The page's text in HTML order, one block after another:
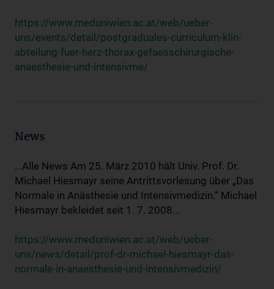
https://www.meduniwien.ac.at/web/ueber-
uns/events/detail/postgraduales-curriculum-klin-
abteilung-fuer-herz-thorax-gefaesschirurgische-
anaesthesie-und-intensivme/
News
...Alle News Am 25. März 2010 hält Univ. Prof. Dr.
Michael Hiesmayr seine Antrittsvorlesung über „Das
Normale in Anästhesie und Intensivmedizin.“ Michael
Hiesmayr bekleidet seit 1. 7. 2008...
https://www.meduniwien.ac.at/web/ueber-
uns/news/detail/prof-dr-michael-hiesmayr-das-
normale-in-anaesthesie-und-intensivmedizin/